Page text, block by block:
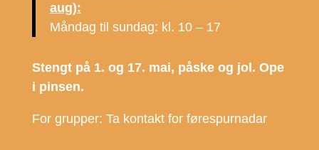
aug):
Måndag til sundag: kl. 10 – 17
Stengt på 1. og 17. mai, påske og jol. Ope
i pinsen.
For grupper: Ta kontakt for førespurnadar